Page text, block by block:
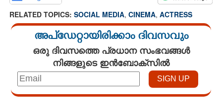
RELATED TOPICS: SOCIAL MEDIA, CINEMA, ACTRESS
അപ്ഡേറ്റായിരിക്കാം ദിവസവും
ഒരു ദിവസത്തെ പ്രധാന സംഭവങ്ങൾ
നിങ്ങളുടെ ഇൻബോക്സിൽ